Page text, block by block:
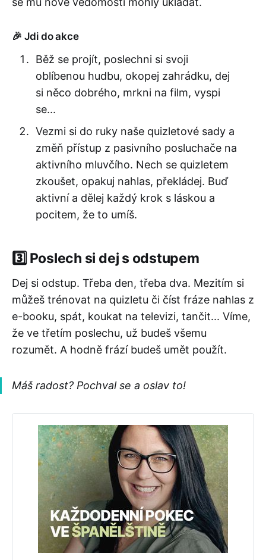
🎉 Jdi do akce
Běž se projít, poslechni si svoji
oblíbenou hudbu, okopej zahrádku, dej
si něco dobrého, mrkni na film, vyspi
se...
Vezmi si do ruky naše quizletové sady a
změň přístup z pasivního posluchače na
aktivního mluvčího. Nech se quizletem
zkoušet, opakuj nahlas, překládej. Buď
aktivní a dělej každý krok s láskou a
pocitem, že to umíš.
3️⃣ Poslech si dej s odstupem
Dej si odstup. Třeba den, třeba dva. Mezitím si
můžeš trénovat na quizletu či číst fráze nahlas z
e-booku, spát, koukat na televizi, tančit... Víme,
že ve třetím poslechu, už budeš všemu
rozumět. A hodně frází budeš umět použít.
Máš radost? Pochval se a oslav to!